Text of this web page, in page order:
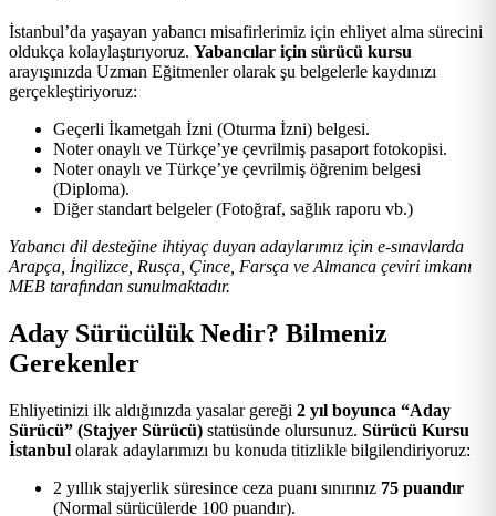
İstanbul’da yaşayan yabancı misafirlerimiz için ehliyet alma sürecini
oldukça kolaylaştırıyoruz. Yabancılar için sürücü kursu
arayışınızda Uzman Eğitmenler olarak şu belgelerle kaydınızı
gerçekleştiriyoruz:
Geçerli İkametgah İzni (Oturma İzni) belgesi.
Noter onaylı ve Türkçe’ye çevrilmiş pasaport fotokopisi.
Noter onaylı ve Türkçe’ye çevrilmiş öğrenim belgesi
(Diploma).
Diğer standart belgeler (Fotoğraf, sağlık raporu vb.)
Yabancı dil desteğine ihtiyaç duyan adaylarımız için e-sınavlarda
Arapça, İngilizce, Rusça, Çince, Farsça ve Almanca çeviri imkanı
MEB tarafından sunulmaktadır.
Aday Sürücülük Nedir? Bilmeniz
Gerekenler
Ehliyetinizi ilk aldığınızda yasalar gereği 2 yıl boyunca “Aday
Sürücü” (Stajyer Sürücü) statüsünde olursunuz. Sürücü Kursu
İstanbul olarak adaylarımızı bu konuda titizlikle bilgilendiriyoruz:
2 yıllık stajyerlik süresince ceza puanı sınırınız 75 puandır
(Normal sürücülerde 100 puandır).